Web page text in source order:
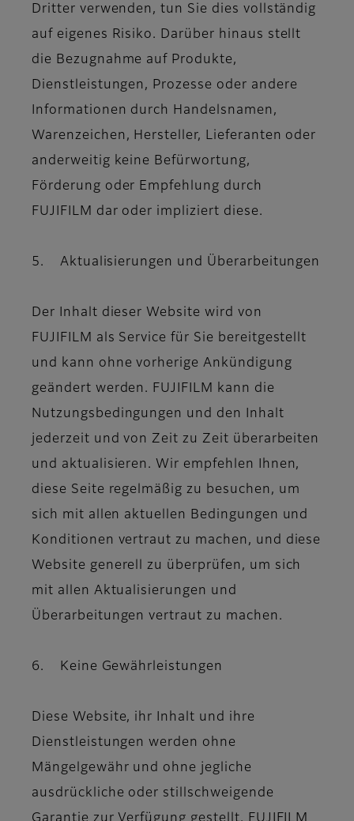
Dritter verwenden, tun Sie dies vollständig
auf eigenes Risiko. Darüber hinaus stellt
die Bezugnahme auf Produkte,
Dienstleistungen, Prozesse oder andere
Informationen durch Handelsnamen,
Warenzeichen, Hersteller, Lieferanten oder
anderweitig keine Befürwortung,
Förderung oder Empfehlung durch
FUJIFILM dar oder impliziert diese.
5. Aktualisierungen und Überarbeitungen
Der Inhalt dieser Website wird von
FUJIFILM als Service für Sie bereitgestellt
und kann ohne vorherige Ankündigung
geändert werden. FUJIFILM kann die
Nutzungsbedingungen und den Inhalt
jederzeit und von Zeit zu Zeit überarbeiten
und aktualisieren. Wir empfehlen Ihnen,
diese Seite regelmäßig zu besuchen, um
sich mit allen aktuellen Bedingungen und
Konditionen vertraut zu machen, und diese
Website generell zu überprüfen, um sich
mit allen Aktualisierungen und
Überarbeitungen vertraut zu machen.
6. Keine Gewährleistungen
Diese Website, ihr Inhalt und ihre
Dienstleistungen werden ohne
Mängelgewähr und ohne jegliche
ausdrückliche oder stillschweigende